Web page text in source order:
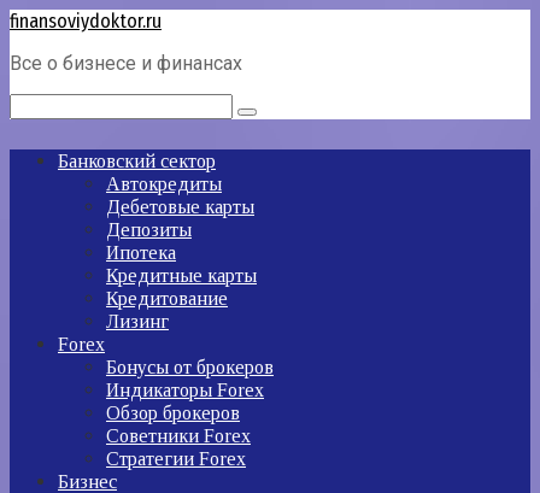
Перейти
контенту
finansoviydoktor.ru
Все о бизнесе и финансах
Банковский сектор
Автокредиты
Дебетовые карты
Депозиты
Ипотека
Кредитные карты
Кредитование
Лизинг
Forex
Бонусы от брокеров
Индикаторы Forex
Обзор брокеров
Советники Forex
Стратегии Forex
Бизнес